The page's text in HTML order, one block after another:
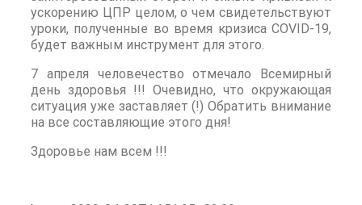
ускорению ЦПР целом, о чем свидетельствуют
уроки, полученные во время кризиса COVID-19,
будет важным инструмент для этого.
7 апреля человечество отмечало Всемирный
день здоровья !!! Очевидно, что окружающая
ситуация уже заставляет (!) Обратить внимание
на все составляющие этого дня!
Здоровье нам всем !!!